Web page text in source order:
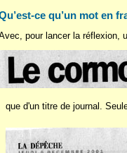
ce qu’un mot en
pour lancer la réflexion,
que d'un titre de journal.